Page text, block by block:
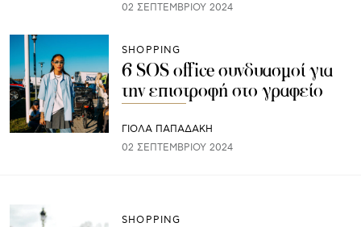
02 ΣΕΠΤΕΜΒΡΊΟΥ 2024
SHOPPING
6 SOS office συνδυασμοί για
την επιστροφή στο γραφείο
ΓΙΌΛΑ ΠΑΠΑΔΆΚΗ
02 ΣΕΠΤΕΜΒΡΊΟΥ 2024
SHOPPING